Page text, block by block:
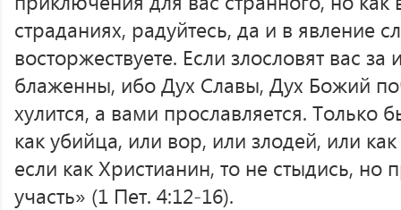
страданиях, радуйтесь, да и в явление
восторжествуете. Если злословят вас
блаженны, ибо Дух Славы, Дух Божий
хулится, а вами прославляется. Только
как убийца, или вор, или злодей, или
если как Христианин, то не стыдись, но
участь» (1 Пет. 4:12-16).